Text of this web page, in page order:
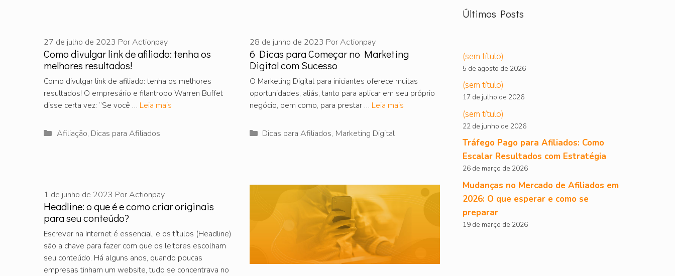
Como divulgar link de afiliado: tenha os
melhores resultados!
27 de julho de 2023 PorActionpay
Como divulgar link de afiliado: tenha os melhores
resultados! O empresário e filantropo Warren Buffet
disse certa vez: “Se você … Leia mais
Categorias
Afiliação, Dicas para Afiliados
6 Dicas para Começar no Marketing
Digital com Sucesso
28 de junho de 2023 PorActionpay
O Marketing Digital para iniciantes oferece muitas
oportunidades, aliás, tanto para aplicar em seu próprio
negócio, bem como, para prestar … Leia mais
Categorias
Dicas para Afiliados, Marketing Digital
Headline: o que é e como criar originais
para seu conteúdo?
1 de junho de 2023 PorActionpay
Escrever na Internet é essencial, e os títulos (Headline)
são a chave para fazer com que os leitores escolham
seu conteúdo. Há alguns anos, quando poucas
empresas tinham um website, tudo se concentrava no
Últimos Posts
(sem título)
5 de agosto de 2026
(sem título)
17 de julho de 2026
(sem título)
22 de junho de 2026
Tráfego Pago para Afiliados: Como
Escalar Resultados com Estratégia
26 de março de 2026
Mudanças no Mercado de Afiliados em
2026: O que esperar e como se
preparar
19 de março de 2026